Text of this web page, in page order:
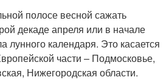
полосе весной сажать
декаде апреля или в начале
лунного календаря. Это касается
части – Подмосковье,
Нижегородская области.